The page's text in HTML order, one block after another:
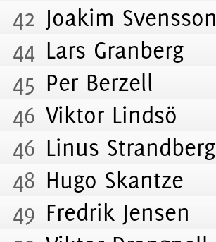
42 Joakim Svensson
44 Lars Granberg
45 Per Berzell
46 Viktor Lindsö
46 Linus Strandberg
48 Hugo Skantze
49 Fredrik Jensen